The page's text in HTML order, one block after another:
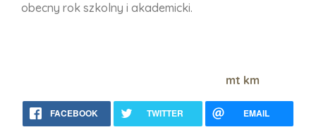
obecny rok szkolny i akademicki.
mt km
FACEBOOK TWITTER EMAIL